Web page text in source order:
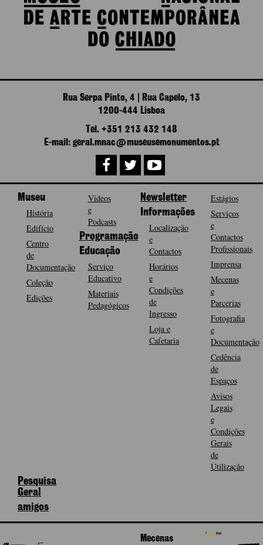
Rua Serpa Pinto, 4 | Rua Capelo, 13
1200-444 Lisboa
Tel. +351 213 432 148
E-mail: geral.mnac@museusemonumentos.pt
Museu
História
Edifício
Centro
de
Documentação
Coleção
Edições
Vídeos
e
Podcasts
Programação
Educação
Serviço
Educativo
Materiais
Pedagógicos
Newsletter
Informações
Localização
e
Contactos
Horários
e
Condições
de
Ingresso
Loja e
Cafetaria
Estágios
Serviços
e
Contactos
Profissionais
Imprensa
Mecenas
e
Parcerias
Fotografia
e
Documentação
Cedência
de
Espaços
Avisos
Legais
e
Condições
Gerais
de
Utilização
Pesquisa
Geral
amigos
Mecenas